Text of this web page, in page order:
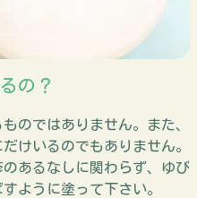
の？
のではありません。また、
けいるのでもありません。
あるなしに関わらず、ゆび
ように塗って下さい。